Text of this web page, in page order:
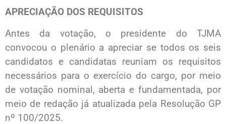
APRECIAÇÃO DOS REQUISITOS
Antes da votação, o presidente do TJMA
convocou o plenário a apreciar se todos os seis
candidatos e candidatas reuniam os requisitos
necessários para o exercício do cargo, por meio
de votação nominal, aberta e fundamentada, por
meio de redação já atualizada pela Resolução GP
nº 100/2025.